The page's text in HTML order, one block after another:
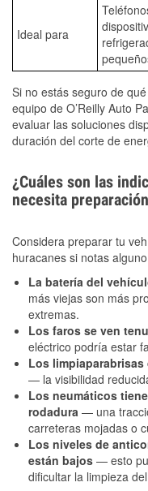
Ideal para
Si no estás seguro de
equipo de O’Reilly Auto
evaluar las soluciones
duración del corte de
¿Cuáles son las
necesita
Considera preparar tu
huracanes si notas
La batería del
más viejas son más
extremas.
Los faros se ven
eléctrico podría estar
Los
— la visibilidad
Los neumáticos
rodadura — una
carreteras mojadas o
Los niveles de
están bajos — esto
dificultar la limpieza